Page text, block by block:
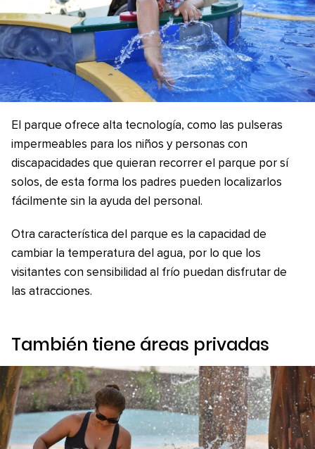
El parque ofrece alta tecnología, como las pulseras
impermeables para los niños y personas con
discapacidades que quieran recorrer el parque por sí
solos, de esta forma los padres pueden localizarlos
fácilmente sin la ayuda del personal.
Otra característica del parque es la capacidad de
cambiar la temperatura del agua, por lo que los
visitantes con sensibilidad al frío puedan disfrutar de
las atracciones.
También tiene áreas privadas